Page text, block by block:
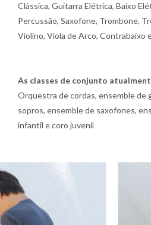
Clássica, Guitarra Elétrica, Baixo
Percussão, Saxofone, Trombone,
Violino, Viola de Arco, Contrabaixo
As classes de conjunto
Orquestra de cordas, ensemble de
sopros, ensemble de saxofones,
infantil e coro juvenil